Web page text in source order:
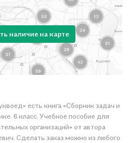
наличие на карте
есть книга «Сборник задач и
6 класс. Учебное пособие для
организаций» от автора
Сделать заказ можно из любого